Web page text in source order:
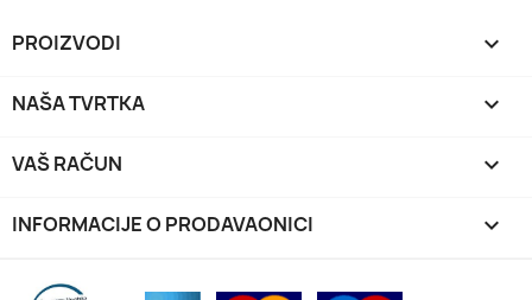
PROIZVODI 
NAŠA TVRTKA 
VAŠ RAČUN 
INFORMACIJE O PRODAVAONICI keyboard_arrow_down